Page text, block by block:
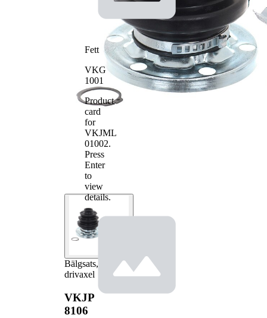
Bälgsats,
drivaxel
VKJP
8106
Fett
VKG
1001
Product
card
for
VKJML
01002.
Press
Enter
to
view
details.